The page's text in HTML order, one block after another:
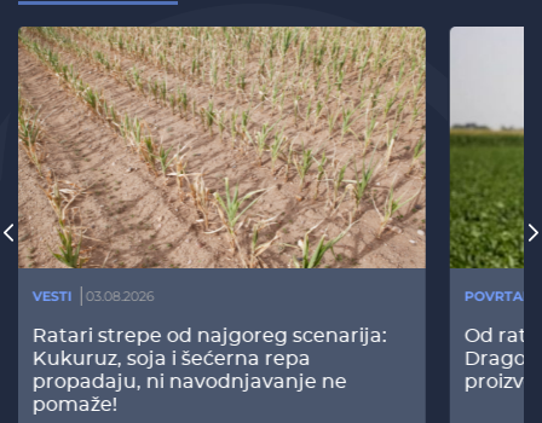
VESTI 03.08.2026
Ratari strepe od najgoreg scenarija:
Kukuruz, soja i šećerna repa
propadaju, ni navodnjavanje ne
pomaže!
Od